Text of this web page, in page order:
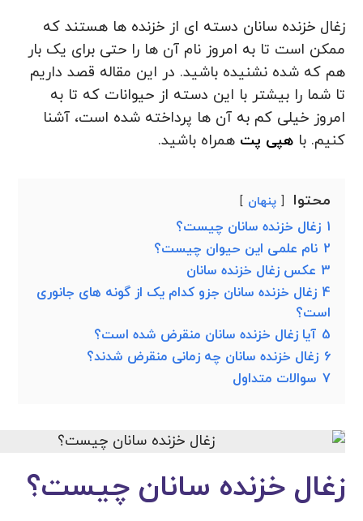
زغال خزنده سانان دسته ای از خزنده ها هستند که
ممکن است تا به امروز نام آن ها را حتی برای یک بار
هم که شده نشنیده باشید. در این مقاله قصد داریم
تا شما را بیشتر با این دسته از حیوانات که تا به
امروز خیلی کم به آن ها پرداخته شده است، آشنا
کنیم. باهپی پت همراه باشید.
محتوا پنهان
1 زغال خزنده سانان چیست؟
2 نام علمی این حیوان چیست؟
3 عکس زغال خزنده سانان
4 زغال خزنده سانان جزو کدام یک از گونه های جانوری
است؟
5 آیا زغال خزنده سانان منقرض شده است؟
6 زغال خزنده سانان چه زمانی منقرض شدند؟
7 سوالات متداول
زغال خزنده سانان چیست؟